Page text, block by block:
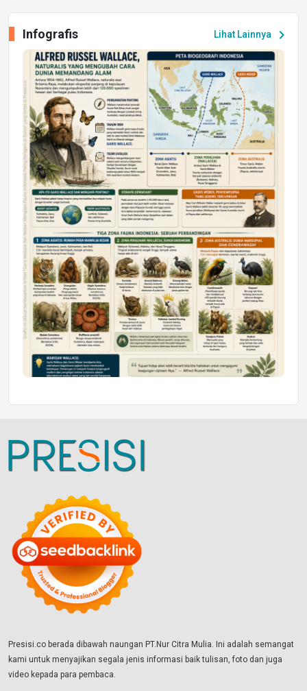
Peluang Kerja dan Magang
Jumat, 17 Jul 2026 22:30
DAERAH
Astra Motor Kalimantan Timur 2 Dukung
Mahasiswa Samarinda dalam Astra
Honda SDGs Future Leaders 2026
Jumat, 10 Jul 2026 19:01
Lihat Lainnya chevron_right
Infografis
Presisi.co berada dibawah naungan PT.Nur Citra Mulia. Ini adalah semangat
kami untuk menyajikan segala jenis informasi baik tulisan, foto dan juga
video kepada para pembaca.